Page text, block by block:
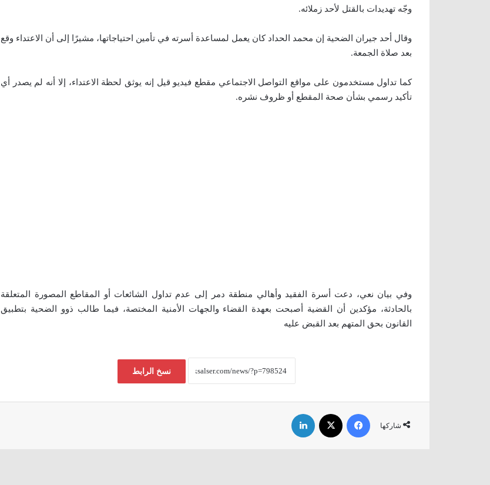
وجّه تهديدات بالقتل لأحد زملائه.
وقال أحد جيران الضحية إن محمد الحداد كان يعمل لمساعدة أسرته في تأمين احتياجاتها، مشيرًا إلى أن الاعتداء وقع
بعد صلاة الجمعة.
كما تداول مستخدمون على مواقع التواصل الاجتماعي مقطع فيديو قيل إنه يوثق لحظة الاعتداء، إلا أنه لم يصدر أي
تأكيد رسمي بشأن صحة المقطع أو ظروف نشره.
وفي بيان نعي، دعت أسرة الفقيد وأهالي منطقة دمر إلى عدم تداول الشائعات أو المقاطع المصورة المتعلقة
بالحادثة، مؤكدين أن القضية أصبحت بعهدة القضاء والجهات الأمنية المختصة، فيما طالب ذوو الضحية بتطبيق
القانون بحق المتهم بعد القبض عليه
نسخ الرابط
شاركها
فيسبوك